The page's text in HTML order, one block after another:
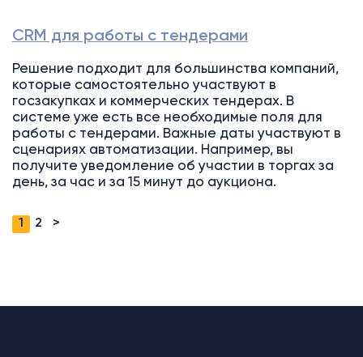
CRM для работы с тендерами
Решение подходит для большинства компаний,
которые самостоятельно участвуют в
госзакупках и коммерческих тендерах. В
системе уже есть все необходимые поля для
работы с тендерами. Важные даты участвуют в
сценариях автоматизации. Например, вы
получите уведомление об участии в торгах за
день, за час и за 15 минут до аукциона.
1 2 >